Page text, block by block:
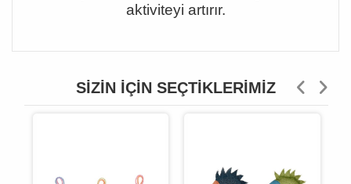
aktiviteyi artırır.
SIZIN İÇIN SEÇTIKLERIMIZ